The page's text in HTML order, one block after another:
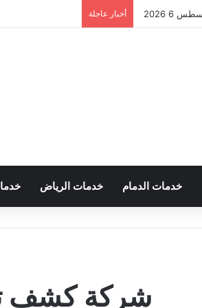
6 2026 أخبار عاجلة
خدمات الدمام خدمات الرياض
شركة كشف